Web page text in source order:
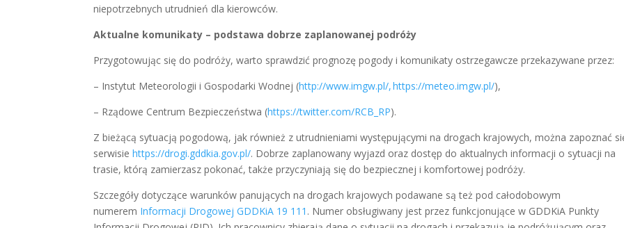
niepotrzebnych utrudnień dla kierowców.
Aktualne komunikaty – podstawa dobrze zaplanowanej podróży
Przygotowując się do podróży, warto sprawdzić prognozę pogody i komunikaty ostrzegawcze przekazywane przez:
– Instytut Meteorologii i Gospodarki Wodnej (http://www.imgw.pl/, https://meteo.imgw.pl/),
– Rządowe Centrum Bezpieczeństwa (https://twitter.com/RCB_RP).
Z bieżącą sytuacją pogodową, jak również z utrudnieniami występującymi na drogach krajowych, można zapoznać
serwisiehttps://drogi.gddkia.gov.pl/. Dobrze zaplanowany wyjazd oraz dostęp do aktualnych informacji o sytuacji na
trasie, którą zamierzasz pokonać, także przyczyniają się do bezpiecznej i komfortowej podróży.
Szczegóły dotyczące warunków panujących na drogach krajowych podawane są też pod całodobowym
numerem Informacji Drogowej GDDKiA 19 111 . Numer obsługiwany jest przez funkcjonujące w GDDKiA Punkty